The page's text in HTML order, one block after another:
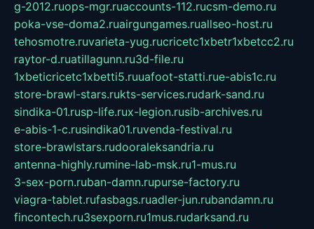
g-2012.ruops-mgr.ruaccounts-112.rucsm-demo.ru
poka-vse-doma2.ruairgungames.ruallseo-host.ru
tehosmotre.ruvarieta-yug.rucricetc1xbetr1xbetcc2.ru
raytor-d.ruatillagunn.ru3d-file.ru
1xbeticricetc1xbetti5.ruuafoot-statti.rue-abis1c.ru
store-brawl-stars.rukts-services.rudark-sand.ru
sindika-01.rusp-life.rux-legion.rusib-archives.ru
e-abis-1-c.rusindika01.ruvenda-festival.ru
store-brawlstars.rudooraleksandria.ru
antenna-highly.rumine-lab-msk.ru1-mus.ru
3-sex-porn.ruban-damn.rupurse-factory.ru
viagra-tablet.rufasbags.ruadler-jun.rubandamn.ru
fincontech.ru3sexporn.ru1mus.rudarksand.ru